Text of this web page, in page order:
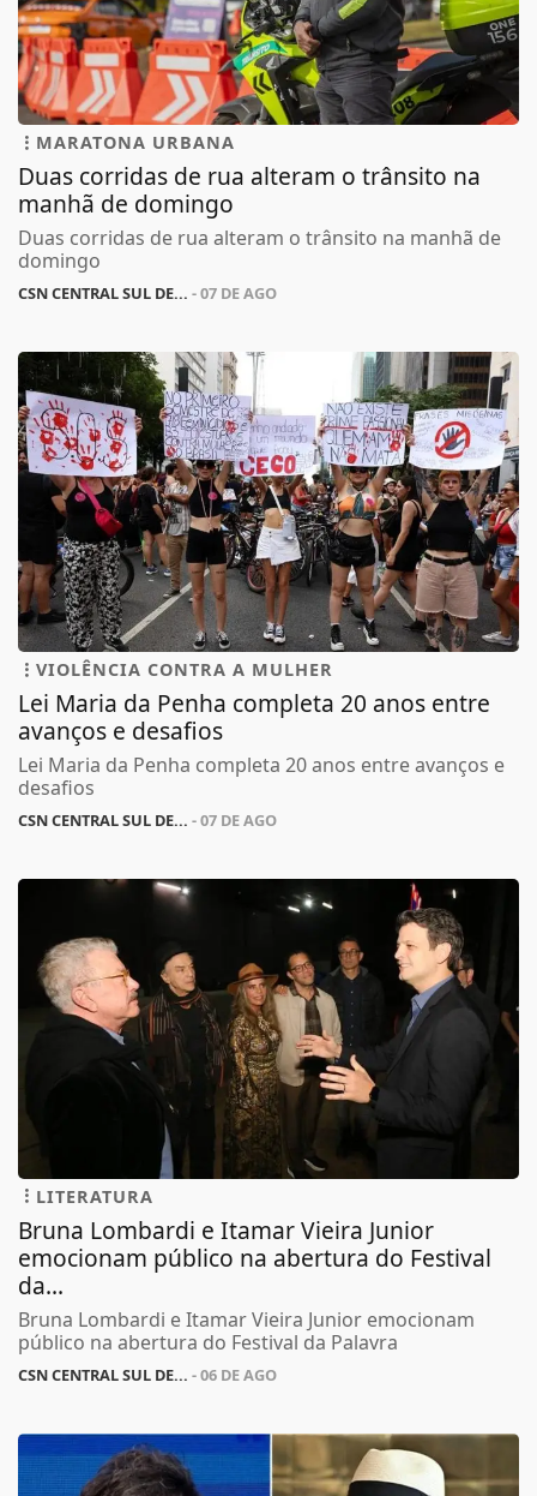
MARATONA URBANA
Duas corridas de rua alteram o trânsito na
manhã de domingo
Duas corridas de rua alteram o trânsito na manhã de
domingo
CSN CENTRAL SUL DE... - 07 DE AGO
VIOLÊNCIA CONTRA A MULHER
Lei Maria da Penha completa 20 anos entre
avanços e desafios
Lei Maria da Penha completa 20 anos entre avanços e
desafios
CSN CENTRAL SUL DE... - 07 DE AGO
LITERATURA
Bruna Lombardi e Itamar Vieira Junior
emocionam público na abertura do Festival
da...
Bruna Lombardi e Itamar Vieira Junior emocionam
público na abertura do Festival da Palavra
CSN CENTRAL SUL DE... - 06 DE AGO